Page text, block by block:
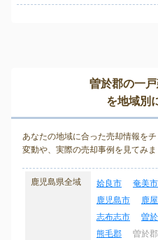
曽於郡の一
を地域別
あなたの地域に合った売却情報を
変動や、実際の売却事例を見てみま
鹿児島県全域 姶良市 奄美市
鹿児島市
鹿
志布志市
曽
熊毛郡
曽於郡